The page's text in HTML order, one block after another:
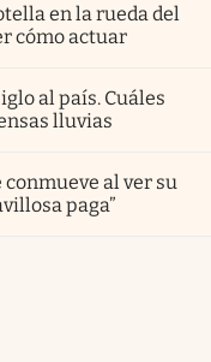
en la rueda del
cómo actuar
al país. Cuáles
lluvias
conmueve al ver su
paga”